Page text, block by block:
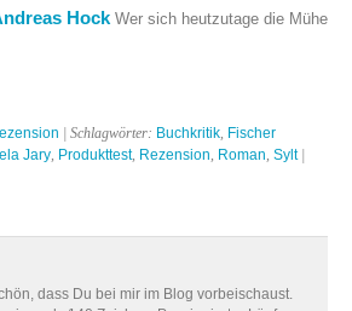
Hock Wer sich heutzutage die Mühe
| Schlagwörter: Buchkritik, Fischer
Jary, Produkttest, Rezension, Roman, Sylt|
dass Du bei mir im Blog vorbeischaust.